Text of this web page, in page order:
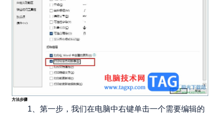
方法步骤
1、第一步，我们在电脑中右键单击一个需要编辑的